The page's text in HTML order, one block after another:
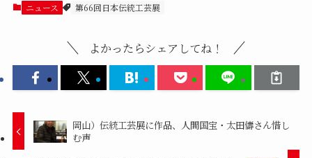
ニュース 第66回日本伝統工芸展
よかったらシェアしてね！
岡山）伝統工芸展に作品、人間国宝・太田儔さん惜し
む声